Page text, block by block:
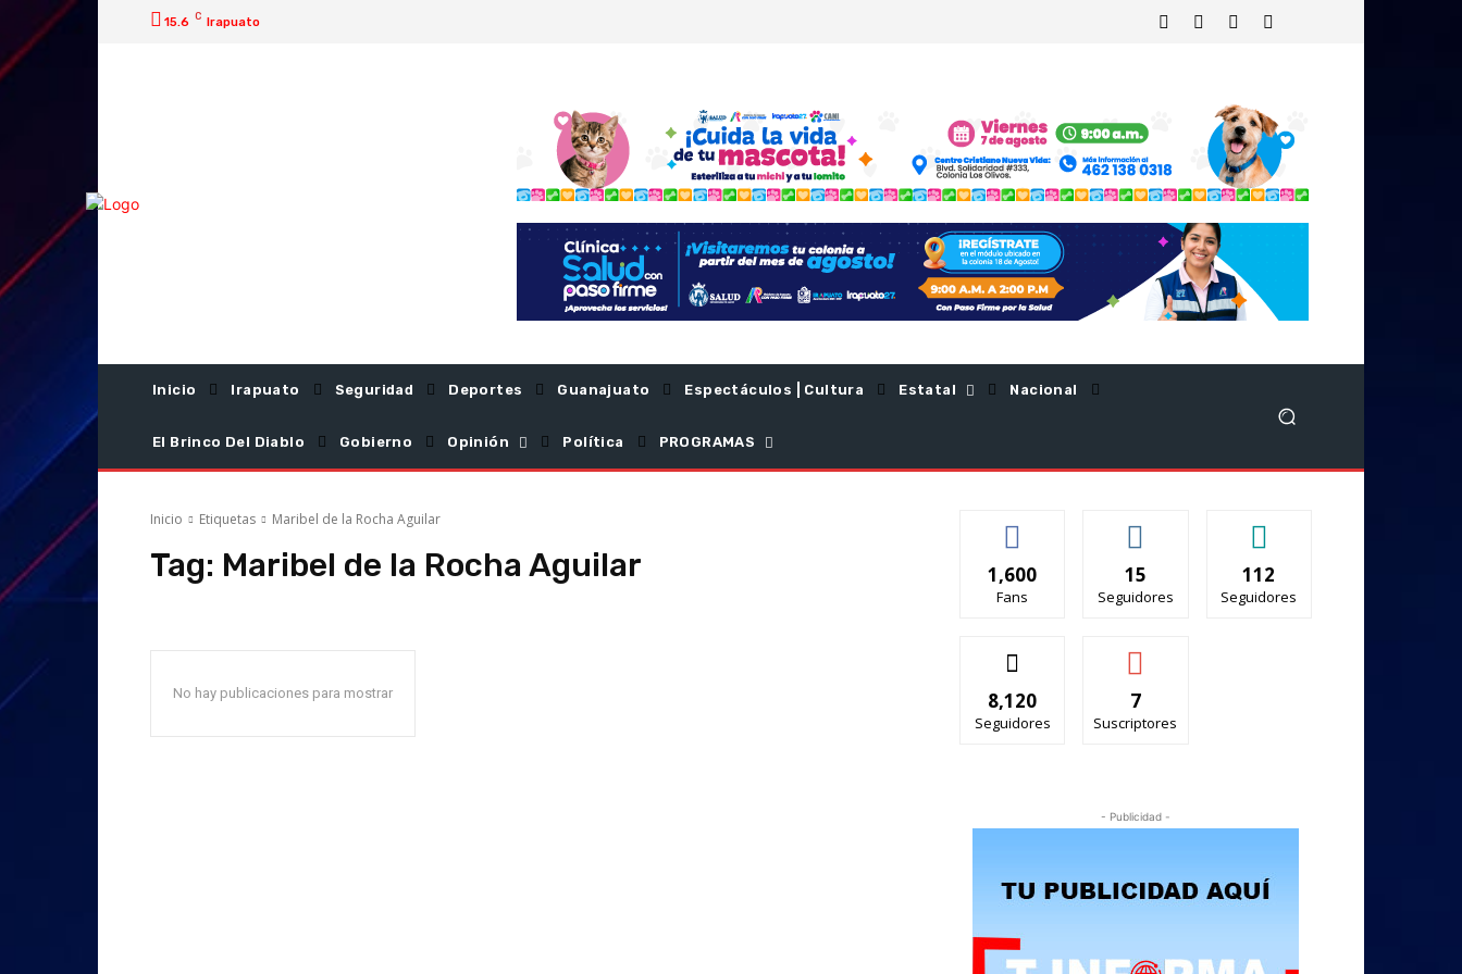
15.6 C Irapuato
Inicio Irapuato Seguridad Deportes Guanajuato Espectáculos | Cultura Estatal Nacional
El Brinco Del Diablo Gobierno Opinión Política PROGRAMAS
Inicio Etiquetas Maribel de la Rocha Aguilar
Tag: Maribel de la Rocha Aguilar
No hay publicaciones para mostrar
1,600
Fans
15
Seguidores
112
Seguidores
8,120
Seguidores
7
Suscriptores
- Publicidad -